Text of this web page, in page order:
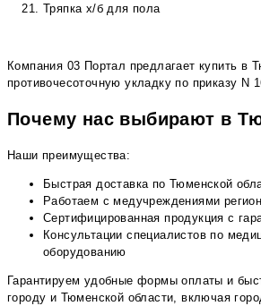
Тряпка х/б для пола
Компания 03 Портал предлагает купить в
противочесоточную укладку по приказу N
Почему нас выбирают в
Наши преимущества:
Быстрая доставка по Тюменской
Работаем с медучреждениями
Сертифицированная продукция с
Консультации специалистов по
оборудованию
Гарантируем удобные формы оплаты и
городу и Тюменской области, включая